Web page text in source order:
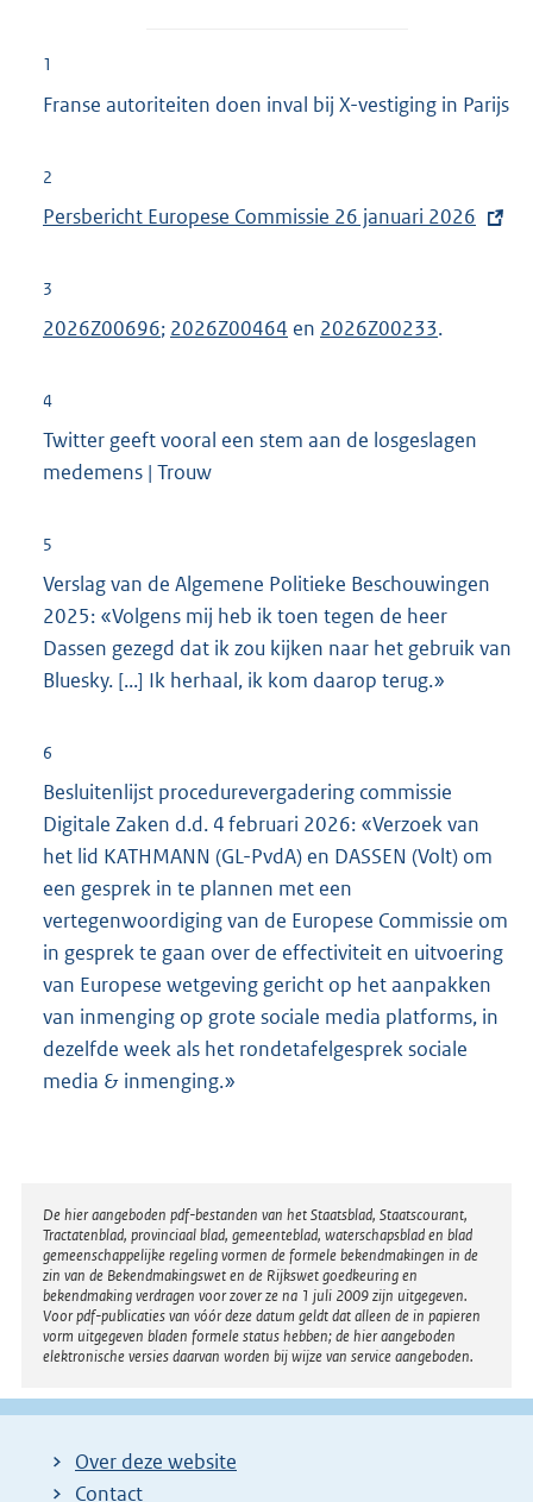
1
Franse autoriteiten doen inval bij X-vestiging in Parijs
2
E
t
r
e
l
i
k
Persbericht Europese Commissie 26 januari 2026
3
2026Z00696; 2026Z00464 en 2026Z00233.
4
Twitter geeft vooral een stem aan de losgeslagen
medemens | Trouw
5
Verslag van de Algemene Politieke Beschouwingen
2025: «Volgens mij heb ik toen tegen de heer
Dassen gezegd dat ik zou kijken naar het gebruik van
Bluesky. [...] Ik herhaal, ik kom daarop terug.»
6
Besluitenlijst procedurevergadering commissie
Digitale Zaken d.d. 4 februari 2026: «Verzoek van
het lid KATHMANN (GL-PvdA) en DASSEN (Volt) om
een gesprek in te plannen met een
vertegenwoordiging van de Europese Commissie om
in gesprek te gaan over de effectiviteit en uitvoering
van Europese wetgeving gericht op het aanpakken
van inmenging op grote sociale media platforms, in
dezelfde week als het rondetafelgesprek sociale
media & inmenging.»
Disclaimer
De hier aangeboden pdf-bestanden van het Staatsblad, Staatscourant,
Tractatenblad, provinciaal blad, gemeenteblad, waterschapsblad en blad
gemeenschappelijke regeling vormen de formele bekendmakingen in de
zin van de Bekendmakingswet en de Rijkswet goedkeuring en
bekendmaking verdragen voor zover ze na 1 juli 2009 zijn uitgegeven.
Voor pdf-publicaties van vóór deze datum geldt dat alleen de in papieren
vorm uitgegeven bladen formele status hebben; de hier aangeboden
elektronische versies daarvan worden bij wijze van service aangeboden.
Over deze website
Contact